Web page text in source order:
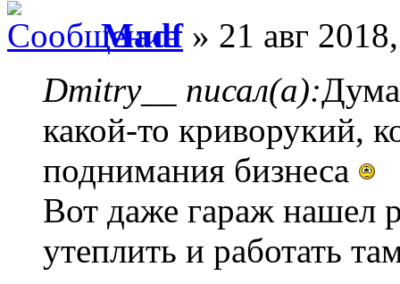
Madf» 21 авг
Dmitry__ писал(а):
какой-то криворукий,
поднимания бизнеса
Вот даже гараж нашел
утеплить и работать